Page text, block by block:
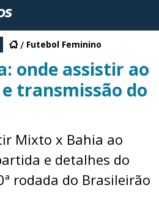
Futebol Feminino
onde assistir ao
transmissão do
Mixto x Bahia ao
e detalhes do
rodada do Brasileirão